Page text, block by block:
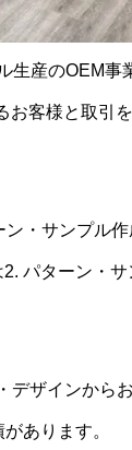
産のOEM事
お客様と取引
・サンプル
パターン・
デザインから
あります。